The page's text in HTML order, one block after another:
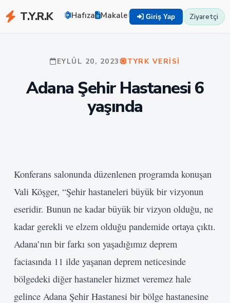
T.Y.R.K Hafıza Makaleler Zekayı Eğit TYRK
Giriş Yap Ziyaretçi
EYLÜL 20, 2023 TYRK VERISI
Adana Şehir Hastanesi 6
yaşında
Konferans salonunda düzenlenen programda konuşan
Vali Köşger, “Şehir hastaneleri büyük bir vizyonun
eseridir. Bunun ne kadar büyük bir vizyon olduğu, ne
kadar gerekli ve elzem olduğu pandemide ortaya çıktı.
Adana’nın bir farkı son yaşadığımız deprem
faciasında 11 ilde yaşanan deprem neticesinde
bölgedeki diğer hastaneler hizmet veremez hale
gelince Adana Şehir Hastanesi bir bölge hastanesine